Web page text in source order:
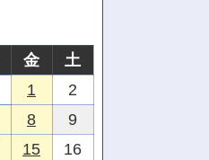
金
土
1
2
8
9
15
16